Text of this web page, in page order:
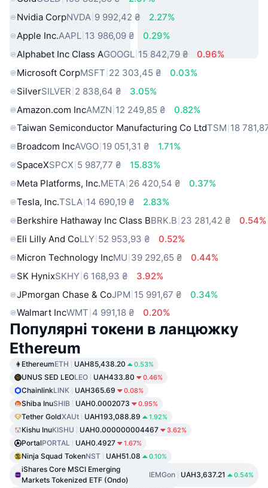
Nvidia CorpNVDA 9 992,42 ₴
2.27%
Apple Inc.AAPL 13 986,09 ₴
0.29%
Alphabet Inc Class AGOOGL 15 842,79 ₴
0.96%
Microsoft CorpMSFT 22 303,45 ₴
0.03%
SilverSILVER 2 838,64 ₴
3.05%
Amazon.com IncAMZN 12 249,85 ₴
0.82%
Taiwan Semiconductor Manufacturing Co LtdTSM 18
Broadcom IncAVGO 19 051,31 ₴
1.71%
SpaceXSPCX 5 987,77 ₴
15.83%
Meta Platforms, Inc.META 26 420,54 ₴
0.37%
Tesla, Inc.TSLA 14 690,19 ₴
2.83%
Berkshire Hathaway Inc Class BBRK.B 23 281,42 ₴
0.54%
Eli Lilly And CoLLY 52 953,93 ₴
0.52%
Micron Technology IncMU 39 292,65 ₴
0.44%
SK HynixSKHY 6 168,93 ₴
3.92%
JPmorgan Chase & CoJPM 15 991,67 ₴
0.34%
Walmart IncWMT 4 991,18 ₴ 0.20%
Популярні токени в ланцюжку
Ethereum
EthereumETH UAH85,438.20 0.53%
UNUS SED LEOLEO UAH433.80 0.46%
ChainlinkLINK UAH365.69 0.08%
Shiba InuSHIB UAH0.0002073 0.95%
Tether GoldXAUt UAH193,088.89 1.92%
Kishu InuKISHU UAH0.000000004467 3.62%
PortalPORTAL UAH0.4927 1.67%
Ninja Squad TokenNST UAH51.08 0.10%
iShares Core MSCI Emerging
Markets Tokenized ETF (Ondo)
IEMGon UAH3,637.21 0.54%